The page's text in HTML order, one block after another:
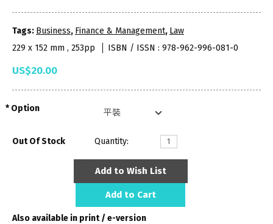
Tags: Business, Finance & Management, Law
229 x 152 mm , 253pp
ISBN / ISSN : 978-962-996-081-0
US$20.00
Option
Out Of Stock Quantity:
Add to Wish List
Add to Cart
Also available in print / e-version